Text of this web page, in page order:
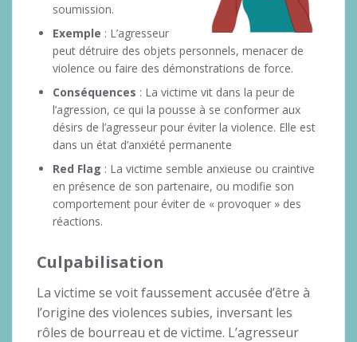
soumission.
Exemple : L’agresseur
peut détruire des objets personnels, menacer de
violence ou faire des démonstrations de force.
Conséquences : La victime vit dans la peur de
l’agression, ce qui la pousse à se conformer aux
désirs de l’agresseur pour éviter la violence. Elle est
dans un état d’anxiété permanente
Red Flag : La victime semble anxieuse ou craintive
en présence de son partenaire, ou modifie son
comportement pour éviter de « provoquer » des
réactions.
Culpabilisation
La victime se voit faussement accusée d’être à
l’origine des violences subies, inversant les
rôles de bourreau et de victime. L’agresseur